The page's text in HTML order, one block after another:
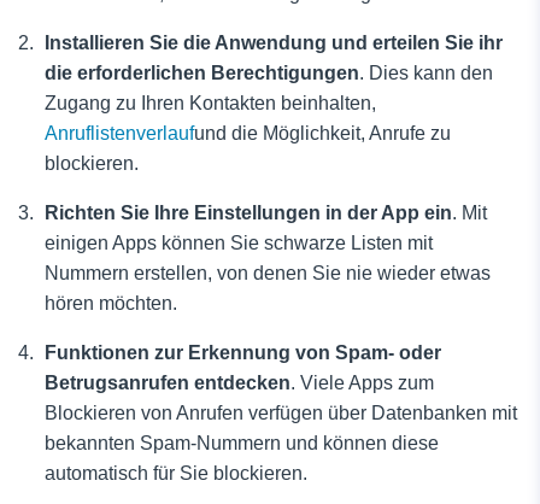
Installieren Sie die Anwendung und erteilen Sie ihr
die erforderlichen Berechtigungen. Dies kann den
Zugang zu Ihren Kontakten beinhalten,
Anruflistenverlaufund die Möglichkeit, Anrufe zu
blockieren.
Richten Sie Ihre Einstellungen in der App ein. Mit
einigen Apps können Sie schwarze Listen mit
Nummern erstellen, von denen Sie nie wieder etwas
hören möchten.
Funktionen zur Erkennung von Spam- oder
Betrugsanrufen entdecken. Viele Apps zum
Blockieren von Anrufen verfügen über Datenbanken mit
bekannten Spam-Nummern und können diese
automatisch für Sie blockieren.